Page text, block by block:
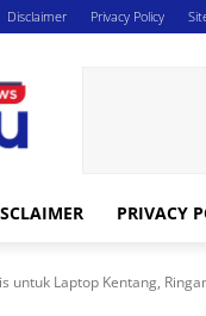
Disclaimer Privacy Policy
PRIVACY
untuk Laptop Kentang,